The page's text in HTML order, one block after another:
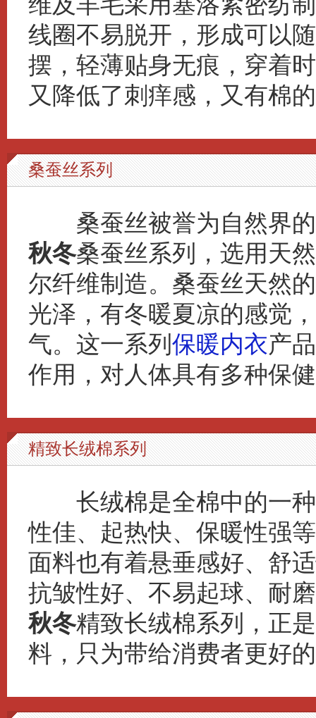
线圈不易脱开，形成可以
摆，轻薄贴身无痕，穿着
又降低了刺痒感，又有棉
桑蚕丝系列
桑蚕丝被誉为自然界的
秋冬桑蚕丝系列，选用天
尔纤维制造。桑蚕丝天然
光泽，有冬暖夏凉的感觉
气。这一系列 保暖内衣产
作用，对人体具有多种保
精致长绒棉系列
长绒棉是全棉中的一种
性佳、起热快、保暖性强
面料也有着悬垂感好、舒
抗皱性好、不易起球、耐
秋冬精致长绒棉系列，正
料，只为带给消费者更好